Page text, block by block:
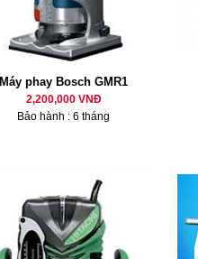
Máy phay Bosch GMR1
2,200,000 VNĐ
Bảo hành : 6 tháng